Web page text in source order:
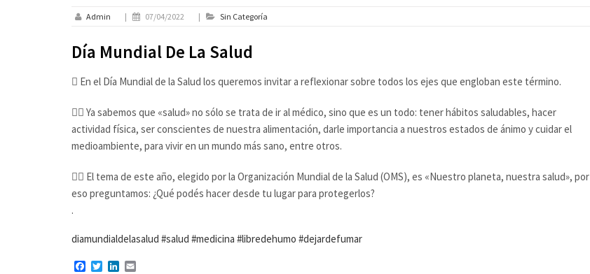
Admin | 07/04/2022 | Sin Categoría
Día Mundial De La Salud
 En el Día Mundial de la Salud los queremos invitar a reflexionar sobre todos los ejes que engloban este término.
 Ya sabemos que «salud» no sólo se trata de ir al médico, sino que es un todo: tener hábitos saludables, hacer
actividad física, ser conscientes de nuestra alimentación, darle importancia a nuestros estados de ánimo y cuidar el
medioambiente, para vivir en un mundo más sano, entre otros.
 El tema de este año, elegido por la Organización Mundial de la Salud (OMS), es «Nuestro planeta, nuestra salud», por
eso preguntamos: ¿Qué podés hacer desde tu lugar para protegerlos?
.
diamundialdelasalud #salud #medicina #libredehumo #dejardefumar
Facebook
TwitterLinkedIn